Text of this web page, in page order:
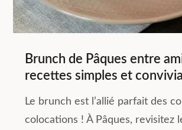
Brunch de Pâques entre
recettes simples et
Le brunch est l’allié parfait des
colocations ! À Pâques, revisitez